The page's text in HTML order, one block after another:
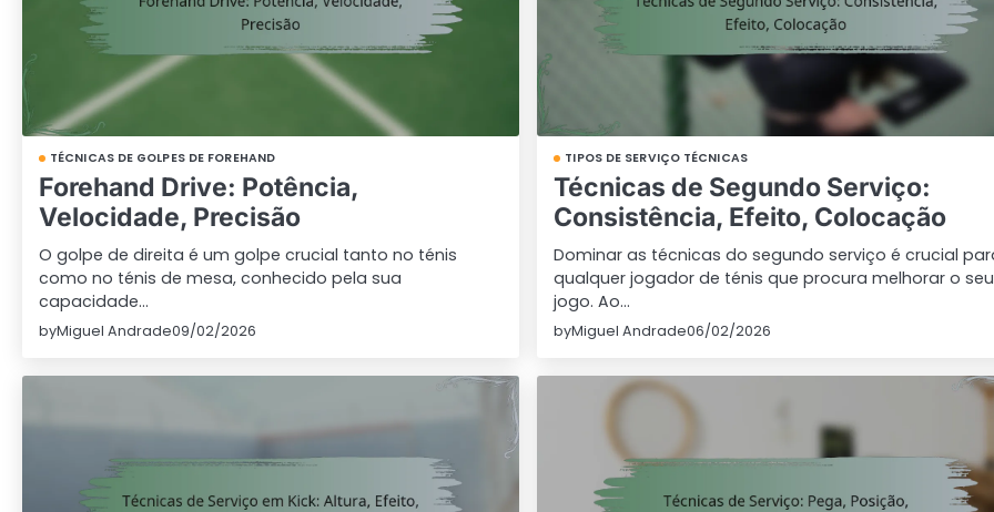
TÉCNICAS DE GOLPES DE FOREHAND
Forehand Drive: Potência,
Velocidade, Precisão
O golpe de direita é um golpe crucial tanto no ténis
como no ténis de mesa, conhecido pela sua
capacidade…
byMiguel Andrade09/02/2026
TIPOS DE SERVIÇO TÉCNICAS
Técnicas de Segundo Serviço:
Consistência, Efeito, Colocação
Dominar as técnicas do segundo serviço é crucial
qualquer jogador de ténis que procura melhorar o seu
jogo. Ao…
byMiguel Andrade06/02/2026